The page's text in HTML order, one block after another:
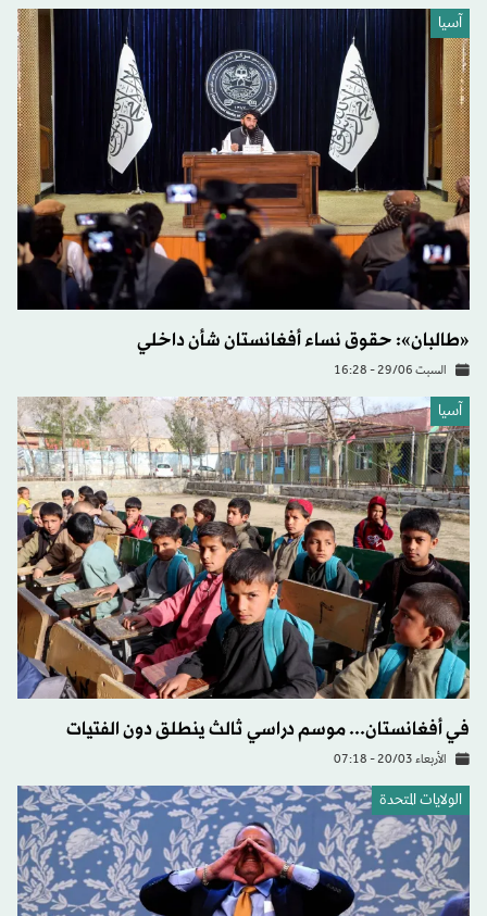
آسيا
«طالبان»: حقوق نساء أفغانستان شأن داخلي
السبت 29/06 - 16:28
آسيا
في أفغانستان... موسم دراسي ثالث ينطلق دون الفتيات
الأربعاء 20/03 - 07:18
الولايات المتحدة​